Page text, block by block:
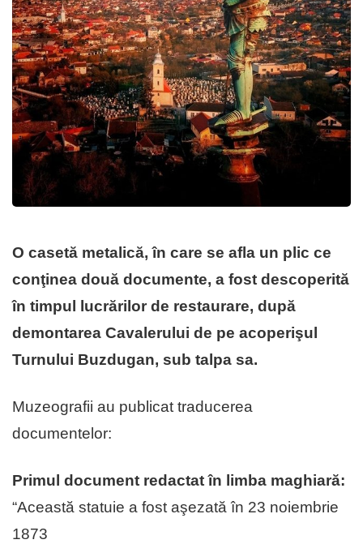
O casetă metalică, în care se afla un plic ce
conţinea două documente, a fost descoperită
în timpul lucrărilor de restaurare, după
demontarea Cavalerului de pe acoperişul
Turnului Buzdugan, sub talpa sa.
Muzeografii au publicat traducerea
documentelor:
Primul document redactat în limba maghiară:
“Această statuie a fost aşezată în 23 noiembrie
1873